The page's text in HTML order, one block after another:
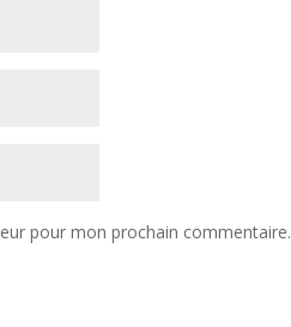
pour mon prochain commentaire.